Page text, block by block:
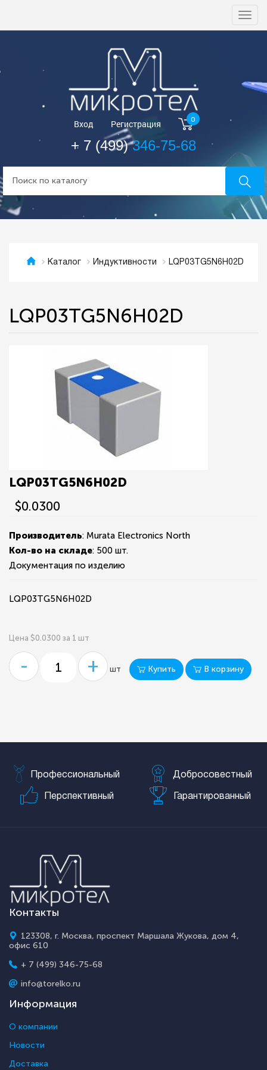
Вход Регистрация 0
+ 7 (499)346-75-68
Каталог Индуктивности LQP03TG5N6H02D
LQP03TG5N6H02D
LQP03TG5N6H02D
$0.0300
Производитель: Murata Electronics North
Кол-во на складе: 500 шт.
Документация по изделию
LQP03TG5N6H02D
Цена $0.0300 за 1 шт
- + шт Купить В корзину
Профессиональный Добросовестный
Перспективный Гарантированный
Контакты
123308, г. Москва, проспект Маршала Жукова, дом 4,
офис 610
+ 7 (499) 346-75-68
info@torelko.ru
Информация
О компании
Новости
Доставка